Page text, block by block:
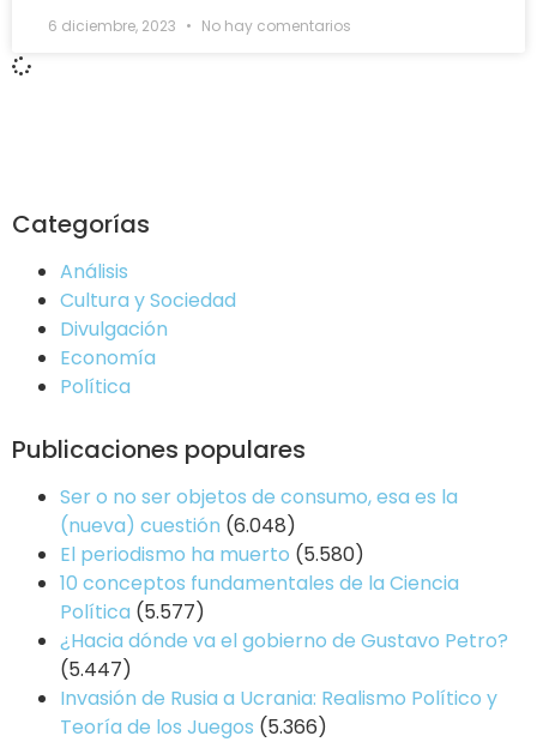
6 diciembre, 2023 No hay comentarios
Categorías
Análisis
Cultura y Sociedad
Divulgación
Economía
Política
Publicaciones populares
Ser o no ser objetos de consumo, esa es la
(nueva) cuestión (6.048)
El periodismo ha muerto (5.580)
10 conceptos fundamentales de la Ciencia
Política (5.577)
¿Hacia dónde va el gobierno de Gustavo Petro?
(5.447)
Invasión de Rusia a Ucrania: Realismo Político y
Teoría de los Juegos (5.366)